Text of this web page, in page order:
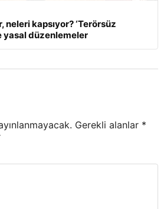
neleri kapsıyor? ‘Terörsüz
yasal düzenlemeler
Gerekli alanlar *